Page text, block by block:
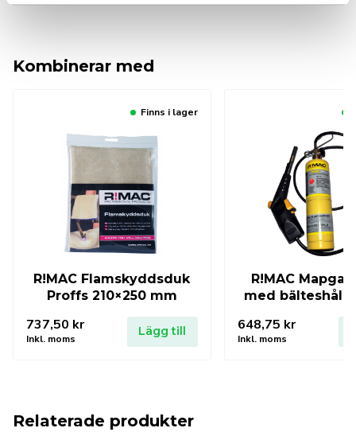
Kombinerar med
Finns i lager
R!MAC Flamskyddsduk
Proffs 210×250 mm
737,50 kr
Inkl. moms
Lägg till
R!MAC
med
648,75 kr
Inkl. moms
Relaterade produkter